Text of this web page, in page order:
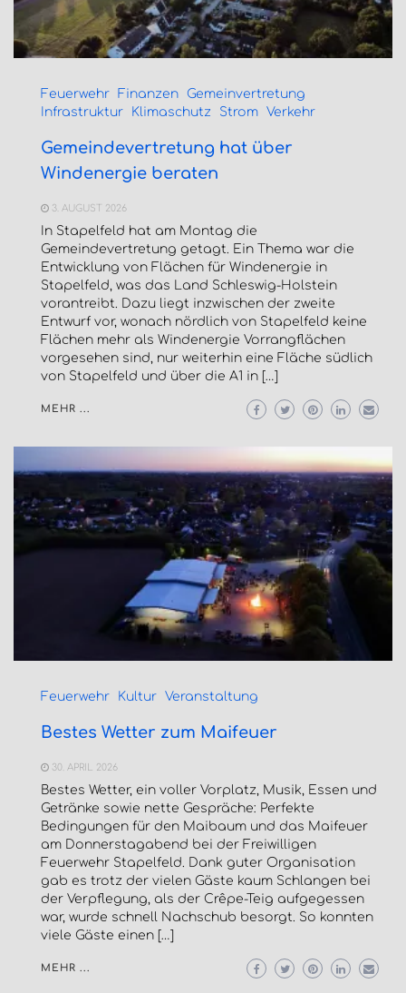
Feuerwehr Finanzen Gemeinvertretung
Infrastruktur
Klimaschutz Strom Verkehr
Gemeindevertretung hat über
Windenergie beraten
3. AUGUST 2026
In Stapelfeld hat am Montag die
Gemeindevertretung getagt. Ein Thema war die
Entwicklung von Flächen für Windenergie in
Stapelfeld, was das Land Schleswig-Holstein
vorantreibt. Dazu liegt inzwischen der zweite
Entwurf vor, wonach nördlich von Stapelfeld keine
Flächen mehr als Windenergie Vorrangflächen
vorgesehen sind, nur weiterhin eine Fläche südlich
von Stapelfeld und über die A1 in […]
MEHR ...
Feuerwehr Kultur Veranstaltung
Bestes Wetter zum Maifeuer
30. APRIL 2026
Bestes Wetter, ein voller Vorplatz, Musik, Essen und
Getränke sowie nette Gespräche: Perfekte
Bedingungen für den Maibaum und das Maifeuer
am Donnerstagabend bei der Freiwilligen
Feuerwehr Stapelfeld. Dank guter Organisation
gab es trotz der vielen Gäste kaum Schlangen bei
der Verpflegung, als der Crêpe-Teig aufgegessen
war, wurde schnell Nachschub besorgt. So konnten
viele Gäste einen […]
MEHR ...